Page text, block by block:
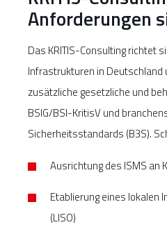
Anforderungen
Das KRITIS-Consulting richtet
Infrastrukturen in Deutschland
zusätzliche gesetzliche und
BSIG/BSI-KritisV und
Sicherheitsstandards (B3S).
Ausrichtung des ISMS an
Etablierung eines lokalen
(LISO)